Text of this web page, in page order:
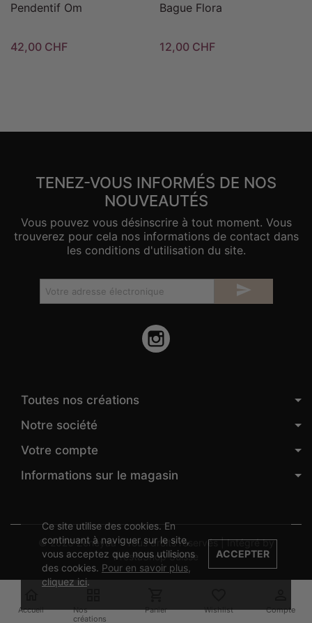
Pendentif Om
42,00 CHF
Bague Flora
12,00 CHF
TENEZ-VOUS INFORMÉS DE NOS
NOUVEAUTÉS
Vous pouvez vous désinscrire à tout moment. Vous
trouverez pour cela nos informations de contact dans
les conditions d'utilisation du site.

Toutes nos créations
Notre société
Votre compte
Informations sur le magasin
© 2026 Zeneyaa - Tous droits réservés | Intégré by
PrestaShop Suisse
Accueil
Nos
créations
Panier Wishlist Compte
Ce site utilise des cookies. En
continuant à naviguer sur le site,
vous acceptez que nous utilisions
des cookies. Pour en savoir plus,
cliquez ici.
ACCEPTER